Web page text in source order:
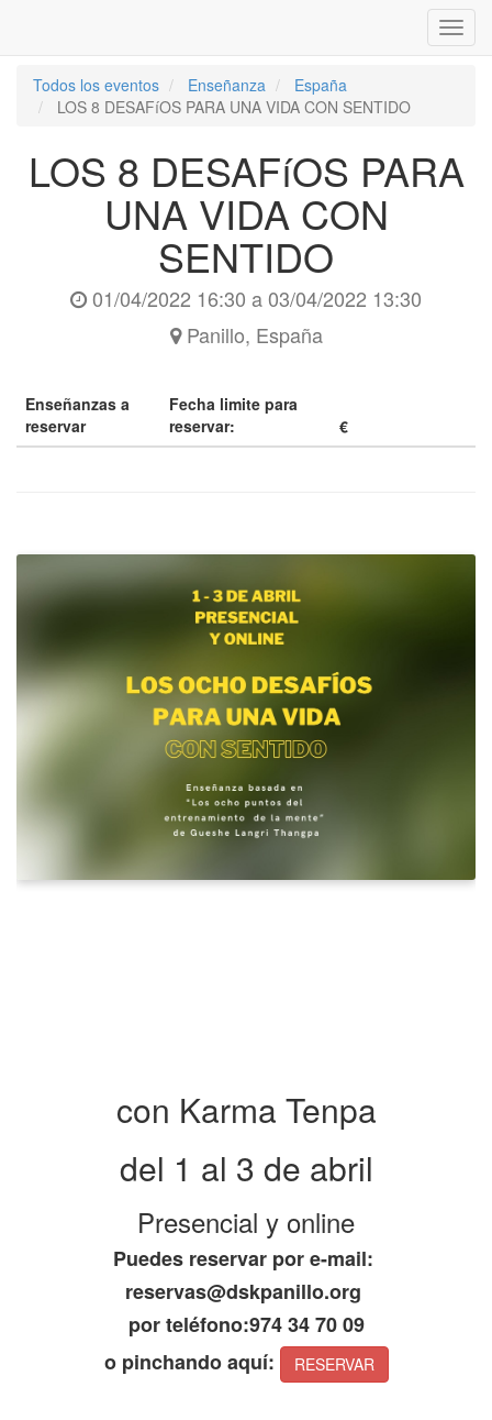
Todos los eventos
Enseñanza
España
LOS 8 DESAFíOS PARA UNA VIDA CON SENTIDO
LOS 8 DESAFíOS PARA
UNA VIDA CON
SENTIDO
01/04/2022 16:30 a03/04/2022 13:30
Panillo, España
Enseñanzas a
reservar
Fecha limite para
reservar:
€
con Karma Tenpa
del 1 al 3 de abril
Presencial y online
Puedes reservar por e-mail:
reservas@dskpanillo.org
por teléfono:974 34 70 09
o pinchando aquí:
RESERVAR